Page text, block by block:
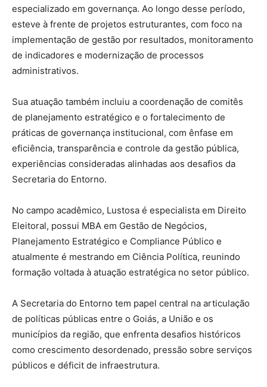
especializado em governança. Ao longo desse período,
esteve à frente de projetos estruturantes, com foco na
implementação de gestão por resultados, monitoramento
de indicadores e modernização de processos
administrativos.
Sua atuação também incluiu a coordenação de comitês
de planejamento estratégico e o fortalecimento de
práticas de governança institucional, com ênfase em
eficiência, transparência e controle da gestão pública,
experiências consideradas alinhadas aos desafios da
Secretaria do Entorno.
No campo acadêmico, Lustosa é especialista em Direito
Eleitoral, possui MBA em Gestão de Negócios,
Planejamento Estratégico e Compliance Público e
atualmente é mestrando em Ciência Política, reunindo
formação voltada à atuação estratégica no setor público.
A Secretaria do Entorno tem papel central na articulação
de políticas públicas entre o Goiás, a União e os
municípios da região, que enfrenta desafios históricos
como crescimento desordenado, pressão sobre serviços
públicos e déficit de infraestrutura.